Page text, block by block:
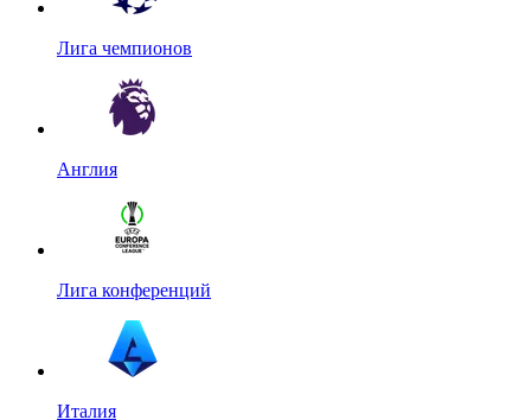
Лига чемпионов
Англия
Лига конференций
Италия